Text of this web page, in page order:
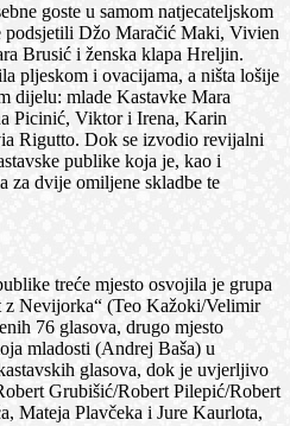
goste u samom natjecateljskom
podsjetili Džo Maračić Maki, Vivien
Brusić i ženska klapa Hreljin.
pljeskom i ovacijama, a ništa lošije
dijelu: mlade Kastavke Mara
Picinić, Viktor i Irena, Karin
Rigutto. Dok se izvodio revijalni
publike koja je, kao i
za dvije omiljene skladbe te
treće mjesto osvojila je grupa
z Nevijorka“ (Teo Kažoki/Velimir
76 glasova, drugo mjesto
mladosti (Andrej Baša) u
glasova, dok je uvjerljivo
Grubišić/Robert Pilepić/Robert
Mateja Plavčeka i Jure Kaurlota,